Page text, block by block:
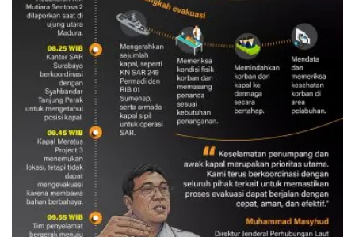
Evakuasi korban kebakaran KM
Mutiara Sentosa 2